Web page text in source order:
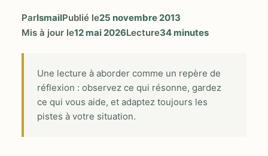
ParIsmailPublié le25 novembre 2013
Mis à jour le12 mai 2026Lecture34 minutes
Une lecture à aborder comme un repère de
réflexion : observez ce qui résonne, gardez
ce qui vous aide, et adaptez toujours les
pistes à votre situation.